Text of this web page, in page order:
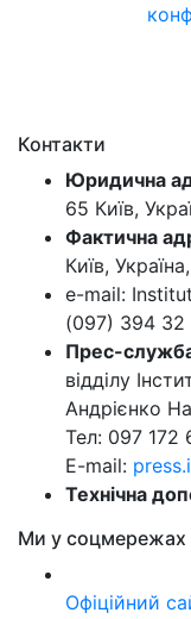
Контакти
Юридична
65 Київ,
Фактична
Київ,
e-mail:
(097) 394 32
Прес-
відділу
Андрієнко
Тел: 097 172
E-mail:
Технічна
Ми у соцмережах
Офіційний